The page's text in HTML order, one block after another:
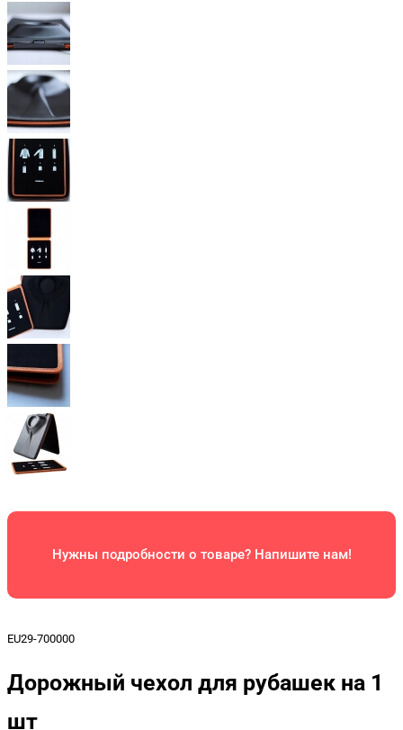
Нужны подробности о товаре? Напишите нам!
EU29-700000
Дорожный чехол для рубашек на 1
шт